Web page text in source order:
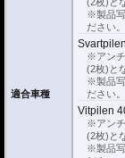
適合車種
※製品写
ださい。
※アンチ
(2枚)と
※製品写
ださい。
Vitpilen
※アンチ
(2枚)と
※製品写